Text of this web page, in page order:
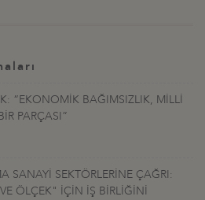
“EKONOMİK BAĞIMSIZLIK, MİLLİ
PARÇASI”
SANAYİ SEKTÖRLERİNE ÇAĞRI:
ÖLÇEK" İÇİN İŞ BİRLİĞİNİ